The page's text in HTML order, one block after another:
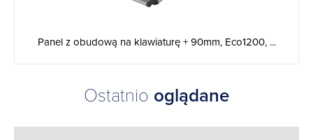
Panel z obudową na klawiaturę + 90mm, Eco1200, ...
Ostatnio oglądane